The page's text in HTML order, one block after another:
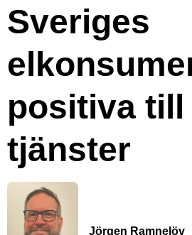
Sveriges
positiva till
tjänster
Jörgen Ramnelöv